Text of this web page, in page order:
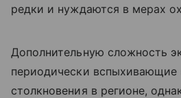
редки и нуждаются в мерах
Дополнительную сложность
периодически
столкновения в регионе,